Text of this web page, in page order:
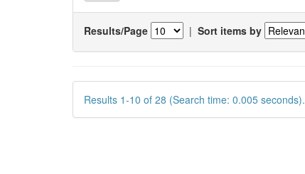
Results/Page | Sort items by
Results 1-10 of 28 (Search time: 0.005 seconds).